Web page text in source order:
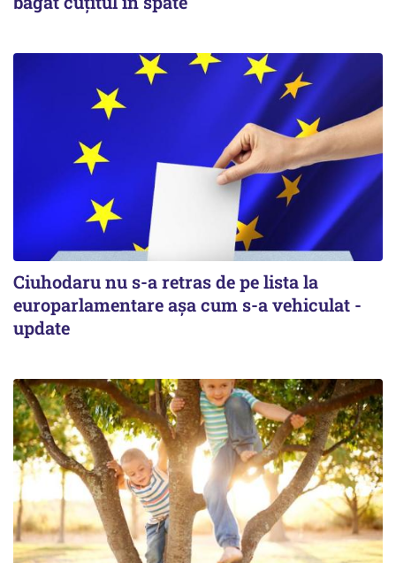
Ciuhodaru nu s-a retras de pe lista la
europarlamentare așa cum s-a vehiculat -
update